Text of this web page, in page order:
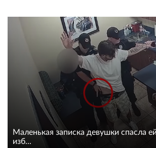
Маленькая записка девушки спасла
изб...